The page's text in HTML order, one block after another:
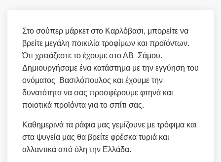
Στο σούπερ μάρκετ στο Καρλόβασι, μπορείτε να
βρείτε μεγάλη ποικιλία τροφίμων και προϊόντων.
Ότι χρειάζεστε το έχουμε στο ΑΒ Σάμου.
Δημιουργήσαμε ένα κατάστημα με την εγγύηση του
ονόματος Βασιλόπουλος και έχουμε την
δυνατότητα να σας προσφέρουμε φτηνά και
ποιοτικά προϊόντα για το σπίτι σας.
Καθημερινά τα ράφια μας γεμίζουνε με τρόφιμα και
στα ψυγεία μας θα βρείτε φρέσκα τυριά και
αλλαντικά από όλη την Ελλάδα.